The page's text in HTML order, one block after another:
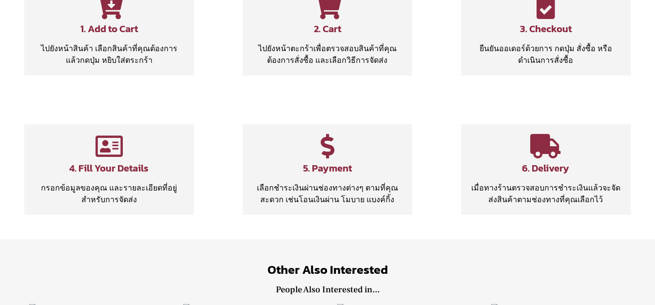
1. Add to Cart
ไปยังหน้าสินค้า เลือกสินค้าที่คุณต้องการ
แล้วกดปุ่ม หยิบใส่ตระกร้า
2. Cart
ไปยังหน้าตะกร้าเพื่อตรวจสอบสินค้าที่คุณ
ต้องการสั่งซื้อ และเลือกวิธีการจัดส่ง
3. Checkout
ยืนยันออเดอร์ด้วยการ กดปุ่ม สั่งซื้อ หรือ
ดำเนินการสั่งซื้อ
4. Fill Your Details
กรอกข้อมูลของคุณ และรายละเอียดที่อยู่
สำหรับการจัดส่ง
5. Payment
เลือกชำระเงินผ่านช่องทางต่างๆ ตามที่คุณ
สะดวก เช่นโอนเงินผ่าน โมบาย แบงค์กิ้ง
6. Delivery
เมื่อทางร้านตรวจสอบการชำระเงินแล้วจะจัด
ส่งสินค้าตามช่องทางที่คุณเลือกไว้
Other Also Interested
People Also Interested in...